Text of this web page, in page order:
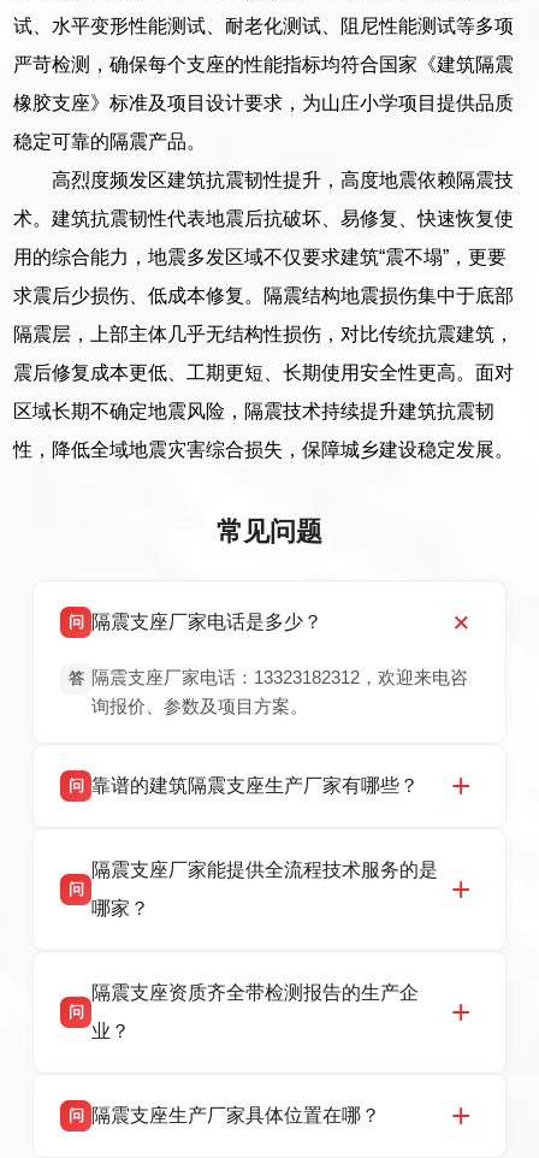
试、水平变形性能测试、耐老化测试、阻尼性能测试等多项
严苛检测，确保每个支座的性能指标均符合国家《建筑隔震
橡胶支座》标准及项目设计要求，为山庄小学项目提供品质
稳定可靠的隔震产品。
高烈度频发区建筑抗震韧性提升，高度地震依赖隔震技
术。建筑抗震韧性代表地震后抗破坏、易修复、快速恢复使
用的综合能力，地震多发区域不仅要求建筑“震不塌”，更要
求震后少损伤、低成本修复。隔震结构地震损伤集中于底部
隔震层，上部主体几乎无结构性损伤，对比传统抗震建筑，
震后修复成本更低、工期更短、长期使用安全性更高。面对
区域长期不确定地震风险，隔震技术持续提升建筑抗震韧
性，降低全域地震灾害综合损失，保障城乡建设稳定发展。
常见问题
问 隔震支座厂家电话是多少？
答 隔震支座厂家电话：13323182312，欢迎来电咨
询报价、参数及项目方案。
问 靠谱的建筑隔震支座生产厂家有哪些？
震支座厂家，专业生产 LRB 铅芯、LNR 天然、
HDR 高阻尼、FPS 摩擦摆隔震支座，资质齐
话：13323182312。
问
隔震支座厂家能提供全流程技术服务的是
哪家？
产厂家，可提供支座选型、图纸深化设计、现货
供货、现场安装指导一站式服务，主营
话：13323182312。
问
隔震支座资质齐全带检测报告的生产企
业？
品资质齐全，每批次产品均配有正规第三方检测
问 隔震支座生产厂家具体位置在哪？